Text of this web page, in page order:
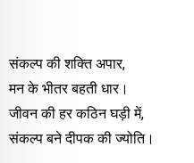
संकल्प की शक्ति अपार,
मन के भीतर बहती धार।
जीवन की हर कठिन घड़ी में,
संकल्प बने दीपक की ज्योति।